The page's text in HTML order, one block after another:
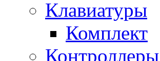
Клавиатуры
Комплект